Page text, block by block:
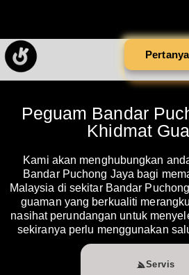
Peguam Bandar
Khidmat
Kami akan menghubungkan
Bandar Puchong Jaya bagi
Malaysia di sekitar Bandar
guaman yang berkualiti
nasihat perundangan untuk
sekiranya perlu menggunakan
Servis